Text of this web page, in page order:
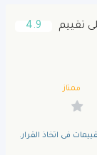
4.9
ممتاز
فى اتخاذ القرار.